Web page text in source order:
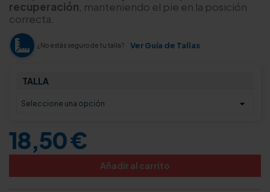
recuperación , manteniendo el pie en la posición
correcta.
¿No estás seguro de tu talla? Ver Guía de Tallas
TALLA
18,50 €
Añadir al carrito